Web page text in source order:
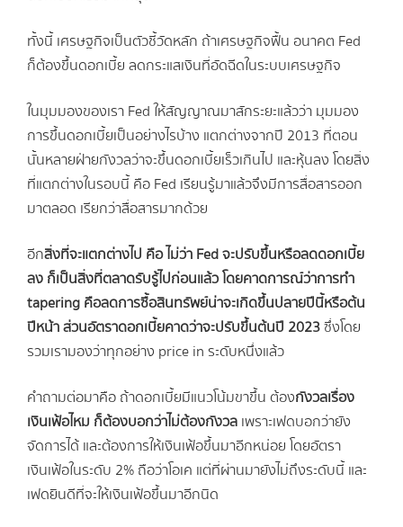
ทั้งนี้ เศรษฐกิจเป็นตัวชี้วัดหลัก ถ้าเศรษฐกิจฟื้น อนาคต Fed
ก็ต้องขึ้นดอกเบี้ย ลดกระแสเงินที่อัดฉีดในระบบเศรษฐกิจ
ในมุมมองของเรา Fed ให้สัญญาณมาสักระยะแล้วว่า มุมมอง
การขึ้นดอกเบี้ยเป็นอย่างไรบ้าง แตกต่างจากปี 2013 ที่ตอน
นั้นหลายฝ่ายกังวลว่าจะขึ้นดอกเบี้ยเร็วเกินไป และหุ้นลง โดยสิ่ง
ที่แตกต่างในรอบนี้ คือ Fed เรียนรู้มาแล้วจึงมีการสื่อสารออก
มาตลอด เรียกว่าสื่อสารมากด้วย
อีกสิ่งที่จะแตกต่างไป คือ ไม่ว่าFedจะปรับขึ้นหรือลดดอกเบี้ย
ลง ก็เป็นสิ่งที่ตลาดรับรู้ไปก่อนแล้ว โดยคาดการณ์ว่าการทำ
taperingคือลดการซื้อสินทรัพย์น่าจะเกิดขึ้นปลายปีนี้หรือต้น
ปีหน้า ส่วนอัตราดอกเบี้ยคาดว่าจะปรับขึ้นต้นปี 2023ซึ่งโดย
รวมเรามองว่าทุกอย่าง price in ระดับหนึ่งแล้ว
คำถามต่อมาคือ ถ้าดอกเบี้ยมีแนวโน้มขาขึ้น ต้องกังวลเรื่อง
เงินเฟ้อไหม ก็ต้องบอกว่าไม่ต้องกังวลเพราะเฟดบอกว่ายัง
จัดการได้ และต้องการให้เงินเฟ้อขึ้นมาอีกหน่อย โดยอัตรา
เงินเฟ้อในระดับ 2% ถือว่าโอเค แต่ที่ผ่านมายังไม่ถึงระดับนี้ และ
เฟดยินดีที่จะให้เงินเฟ้อขึ้นมาอีกนิด